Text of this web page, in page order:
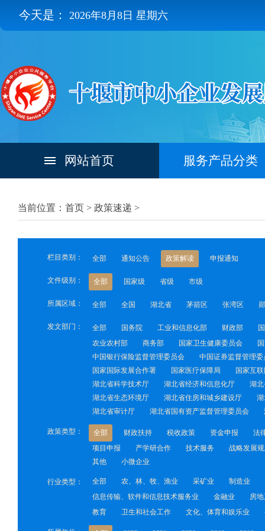
今天是： 2026年8月8日 星期六
网站首页 服务产品分类
当前位置：首页 > 政策速递 >
栏目类别： 全部 通知公告 政策解读 申报通知
文件级别： 全部 国家级 省级 市级
所属区域： 全部 全国 湖北省 茅箭区 张湾区
发文部门： 全部 国务院 工业和信息化部 财政部
农业农村部
商务部 国家卫生健康委员会
中国银行保险监督管理委员会
中国证券监督管理委
国家国际发展合作署
国家医疗保障局
国家互
湖北省科学技术厅
湖北省经济和信息化厅
湖
湖北省生态环境厅
湖北省住房和城乡建设厅
湖北省审计厅
湖北省国有资产监督管理委员会
政策类型： 全部 财政扶持 税收政策 资金申报
法
项目申报
产学研合作 技术服务
战略发展
其他
小微企业
行业类型： 全部 农、林、牧、渔业 采矿业
制造业
信息传输、软件和信息技术服务业
金融业
房
教育
卫生和社会工作 文化、体育和娱乐业